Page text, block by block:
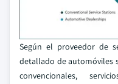
Según el proveedor de
detallado de automóviles
convencionales,